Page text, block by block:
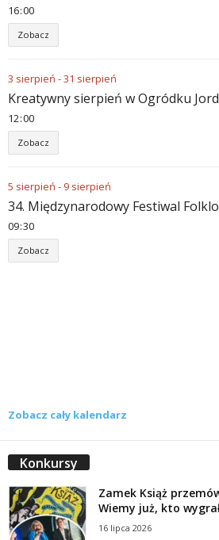
16:00
Zobacz
3 sierpień -31 sierpień
Kreatywny sierpień w Ogródku
12:00
Zobacz
5 sierpień - 9 sierpień
34. Międzynarodowy Festiwal
09:30
Zobacz
Zobacz cały kalendarz
Konkursy
Zamek Książ
Wiemy już, kto
16 lipca 2026